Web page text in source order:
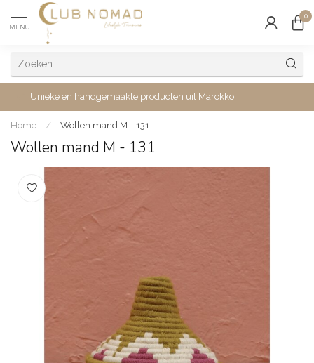
MENU
0
Unieke en handgemaakte producten uit Marokko
Home / Wollen mand M - 131
Wollen mand M - 131